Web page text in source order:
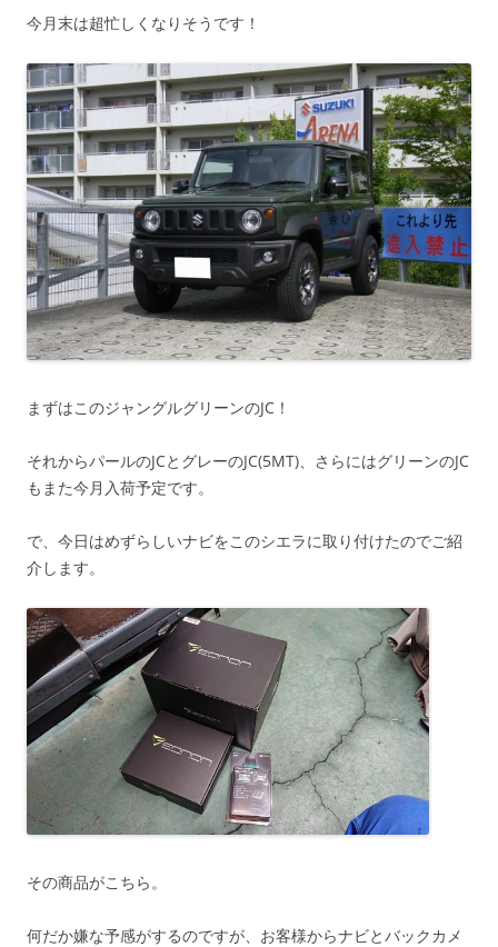
今月末は超忙しくなりそうです！
まずはこのジャングルグリーンのJC！
それからパールのJCとグレーのJC(5MT)、さらにはグリーンのJC
もまた今月入荷予定です。
で、今日はめずらしいナビをこのシエラに取り付けたのでご紹
介します。
その商品がこちら。
何だか嫌な予感がするのですが、お客様からナビとバックカメ